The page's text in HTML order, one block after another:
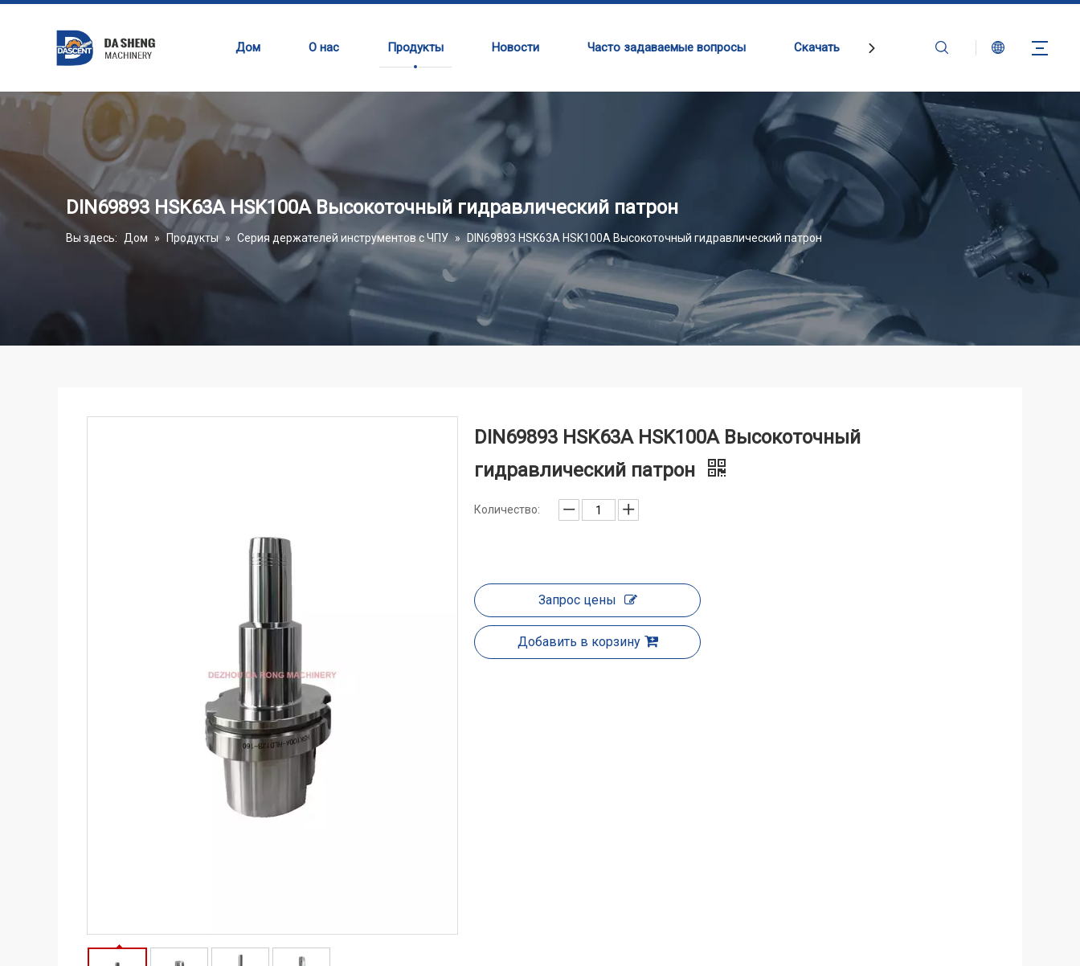
Дом О нас Продукты Новости Часто задаваемые вопросы Скачать Связаться с нами
DIN69893 HSK63A HSK100A Высокоточный гидравлический патрон
Вы здесь: Дом » Продукты » Серия держателей инструментов с ЧПУ » DIN69893 HSK63A HSK100A Высокоточный гидравлический патрон
DIN69893 HSK63A HSK100A Высокоточный
гидравлический патрон
Количество:
Запрос цены
Добавить в корзину